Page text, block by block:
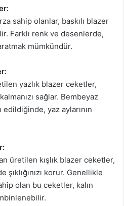
sahip olanlar, baskılı blazer
Farklı renk ve desenlerde,
mümkündür.
yazlık blazer ceketler,
sağlar. Bembeyaz
yaz aylarının
üretilen kışlık blazer ceketler,
şıklığınızı korur. Genellikle
olan bu ceketler, kalın